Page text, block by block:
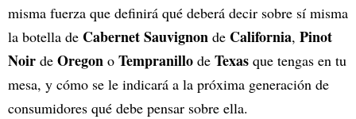
misma fuerza que definirá qué deberá decir sobre sí misma
la botella de Cabernet Sauvignon de California, Pinot
Noir de Oregon o Tempranillo de Texas que tengas en tu
mesa, y cómo se le indicará a la próxima generación de
consumidores qué debe pensar sobre ella.